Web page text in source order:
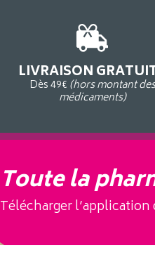
LIVRAISON
Dès 49€ (hors montant des
médicaments)
Toute la
Télécharger